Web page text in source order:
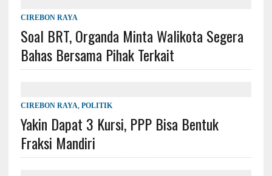
CIREBON RAYA
Soal BRT, Organda Minta Walikota Segera
Bahas Bersama Pihak Terkait
CIREBON RAYA POLITIK
Yakin Dapat 3 Kursi, PPP Bisa Bentuk
Fraksi Mandiri